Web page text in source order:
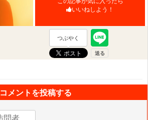
いいねしよう！
つぶやく
コメントを投稿する